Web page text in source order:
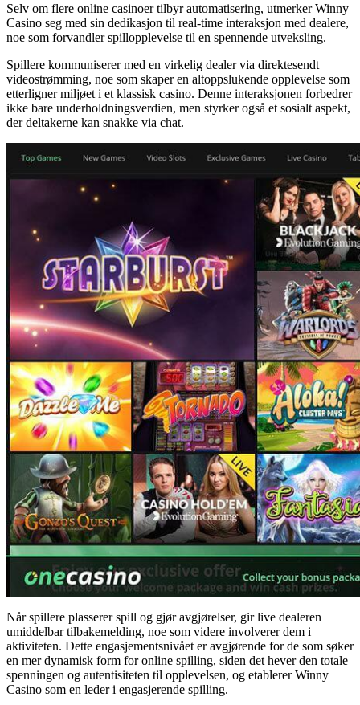
Selv om flere online casinoer tilbyr automatisering, utmerker Winny
Casino seg med sin dedikasjon til real-time interaksjon med dealere,
noe som forvandler spillopplevelse til en spennende utveksling.
Spillere kommuniserer med en virkelig dealer via direktesendt
videostrømming, noe som skaper en altoppslukende opplevelse som
etterligner miljøet i et klassisk casino. Denne interaksjonen forbedrer
ikke bare underholdningsverdien, men styrker også et sosialt aspekt,
der deltakerne kan snakke via chat.
Når spillere plasserer spill og gjør avgjørelser, gir live dealeren
umiddelbar tilbakemelding, noe som videre involverer dem i
aktiviteten. Dette engasjementsnivået er avgjørende for de som søker
en mer dynamisk form for online spilling, siden det hever den totale
spenningen og autentisiteten til opplevelsen, og etablerer Winny
Casino som en leder i engasjerende spilling.